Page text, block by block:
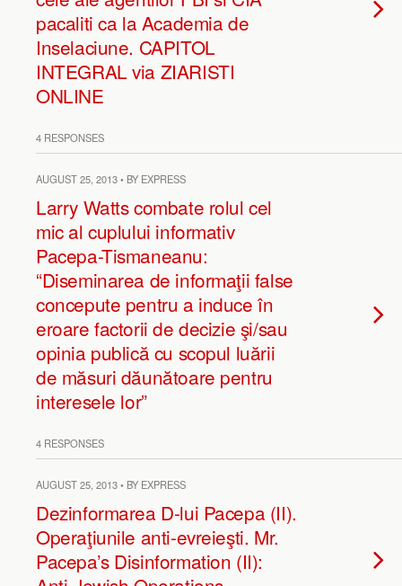
pacaliti ca la Academia de
Inselaciune. CAPITOL
INTEGRAL via ZIARISTI
ONLINE
4 RESPONSES
AUGUST 25, 2013 • BY EXPRESS
Larry Watts combate rolul cel
mic al cuplului informativ
Pacepa-Tismaneanu:
“Diseminarea de informaţii false
concepute pentru a induce în
eroare factorii de decizie şi/sau
opinia publică cu scopul luării
de măsuri dăunătoare pentru
interesele lor”
4 RESPONSES
AUGUST 25, 2013 • BY EXPRESS
Dezinformarea D-lui Pacepa (II).
Operaţiunile anti-evreieşti. Mr.
Pacepa’s Disinformation (II):